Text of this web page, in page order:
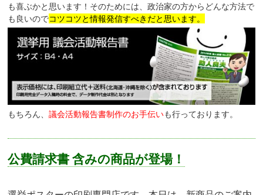
も喜ぶかと思います！そのためには、政治家の方からどんな方法で
も良いのでコツコツと情報発信すべきだと思います。
もちろん、議会活動報告書制作のお手伝いも行っております。
公費請求書 含みの商品が登場！